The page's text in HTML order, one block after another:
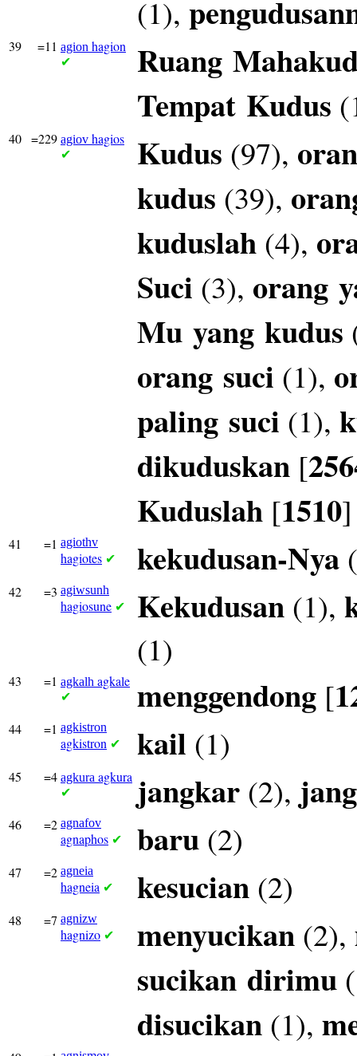
(1),
39 =11 agion hagion
✔ Ruang
Tempat Kudus
40 =229 agiov hagios
✔ Kudus (97),
kudus (39),
kuduslah (4),
Suci (3), orang
Mu yang kudus
orang suci (1),
paling suci (1),
dikuduskan [
Kuduslah [1510
41 =1 agiothv
hagiotes ✔ kekudusan-Nya
42 =3 agiwsunh
hagiosune ✔ Kekudusan (1),
(1)
43 =1 agkalh agkale
✔ menggendong [
44 =1 agkistron
agkistron ✔ kail (1)
45 =4 agkura agkura
✔ jangkar (2),
46 =2 agnafov
agnaphos ✔ baru (2)
47 =2 agneia
hagneia ✔ kesucian (2)
48 =7 agnizw
hagnizo ✔ menyucikan (2),
sucikan dirimu
disucikan (1),